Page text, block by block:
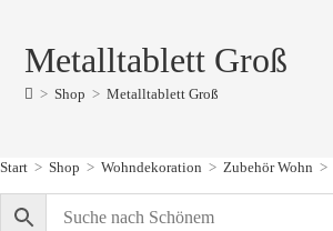
Metalltablett Groß
> Shop > Metalltablett Groß
Start > Shop > Wohndekoration > Zubehör Wohn >